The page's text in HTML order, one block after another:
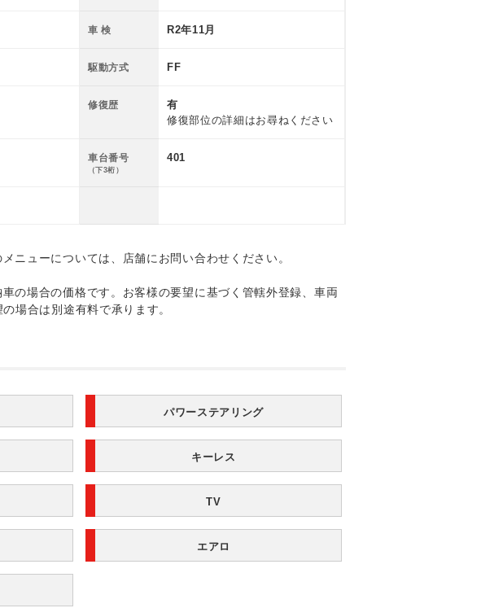
車 検 R2年11月
駆動方式 FF
修復歴
有
修復部位の詳細はお尋ねください
車台番号
（下3桁）
401
ニューについては、店舗にお問い合わせください。
の場合の価格です。お客様の要望に基づく管轄外登録、車両
場合は別途有料で承ります。
パワーステアリング
キーレス
TV
エアロ